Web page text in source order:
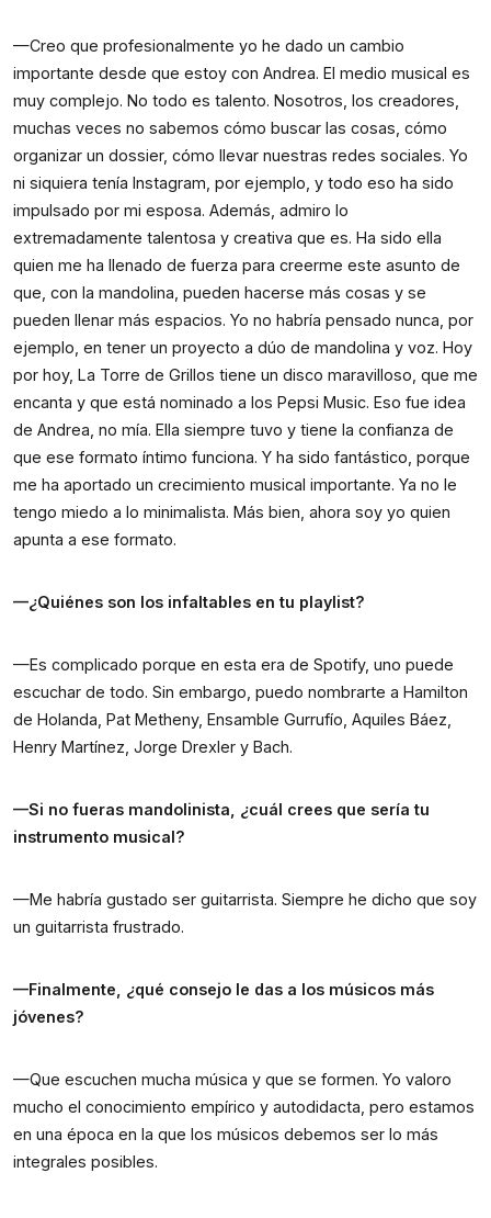
—Creo que profesionalmente yo he dado un cambio
importante desde que estoy con Andrea. El medio musical es
muy complejo. No todo es talento. Nosotros, los creadores,
muchas veces no sabemos cómo buscar las cosas, cómo
organizar un dossier, cómo llevar nuestras redes sociales. Yo
ni siquiera tenía Instagram, por ejemplo, y todo eso ha sido
impulsado por mi esposa. Además, admiro lo
extremadamente talentosa y creativa que es. Ha sido ella
quien me ha llenado de fuerza para creerme este asunto de
que, con la mandolina, pueden hacerse más cosas y se
pueden llenar más espacios. Yo no habría pensado nunca, por
ejemplo, en tener un proyecto a dúo de mandolina y voz. Hoy
por hoy, La Torre de Grillos tiene un disco maravilloso, que me
encanta y que está nominado a los Pepsi Music. Eso fue idea
de Andrea, no mía. Ella siempre tuvo y tiene la confianza de
que ese formato íntimo funciona. Y ha sido fantástico, porque
me ha aportado un crecimiento musical importante. Ya no le
tengo miedo a lo minimalista. Más bien, ahora soy yo quien
apunta a ese formato.
—¿Quiénes son los infaltables en tu playlist?
—Es complicado porque en esta era de Spotify, uno puede
escuchar de todo. Sin embargo, puedo nombrarte a Hamilton
de Holanda, Pat Metheny, Ensamble Gurrufío, Aquiles Báez,
Henry Martínez, Jorge Drexler y Bach.
—Si no fueras mandolinista, ¿cuál crees que sería tu
instrumento musical?
—Me habría gustado ser guitarrista. Siempre he dicho que soy
un guitarrista frustrado.
—Finalmente, ¿qué consejo le das a los músicos más
jóvenes?
—Que escuchen mucha música y que se formen. Yo valoro
mucho el conocimiento empírico y autodidacta, pero estamos
en una época en la que los músicos debemos ser lo más
integrales posibles.